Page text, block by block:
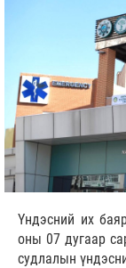
Үндэсний их
оны 07 дугаар
судлалын